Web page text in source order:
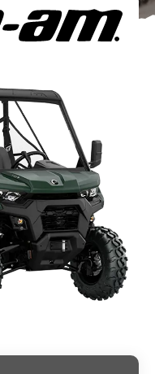
Om oss
Sprängskisser